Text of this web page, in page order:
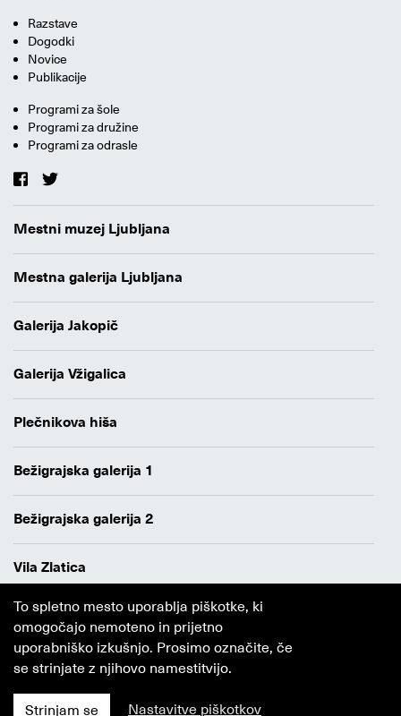
Razstave
Dogodki
Novice
Publikacije
Programi za šole
Programi za družine
Programi za odrasle
Mestni muzej Ljubljana
Mestna galerija Ljubljana
Galerija Jakopič
Galerija Vžigalica
Plečnikova hiša
Bežigrajska galerija 1
Bežigrajska galerija 2
Vila Zlatica
Varstvo osebnih podatkov
Avtorji
Obvestilo o piškotkih
To spletno mesto uporablja piškotke, ki
omogočajo nemoteno in prijetno
uporabniško izkušnjo. Prosimo označite, če
se strinjate z njihovo namestitvijo.
Strinjam se Nastavitve piškotkov